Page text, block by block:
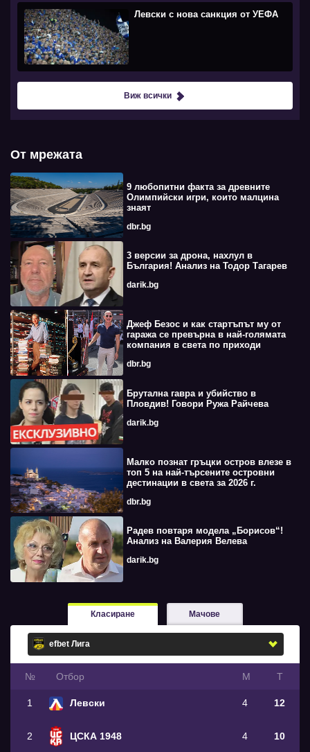
Левски с нова санкция от УЕФА
Виж всички
От мрежата
9 любопитни факта за древните
Олимпийски игри, които малцина
знаят
dbr.bg
3 версии за дрона, нахлул в
България! Анализ на Тодор Тагарев
darik.bg
Джеф Безос и как стартъпът му от
гаража се превърна в най-голямата
компания в света по приходи
dbr.bg
Брутална гавра и убийство в
Пловдив! Говори Ружа Райчева
darik.bg
Малко познат гръцки остров влезе в
топ 5 на най-търсените островни
дестинации в света за 2026 г.
dbr.bg
Радев повтаря модела „Борисов“!
Анализ на Валерия Велева
darik.bg
Класиране Мачове
№ Oтбор М Т
1 Левски 4 12
2 ЦСКА 1948 4 10